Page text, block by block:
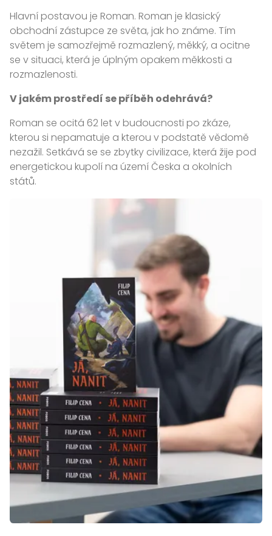
Hlavní postavou je Roman. Roman je klasický
obchodní zástupce ze světa, jak ho známe. Tím
světem je samozřejmě rozmazlený, měkký, a ocitne
se v situaci, která je úplným opakem měkkosti a
rozmazlenosti.
V jakém prostředí se příběh odehrává?
Roman se ocitá 62 let v budoucnosti po zkáze,
kterou si nepamatuje a kterou v podstatě vědomě
nezažil. Setkává se se zbytky civilizace, která žije pod
energetickou kupolí na území Česka a okolních
států.